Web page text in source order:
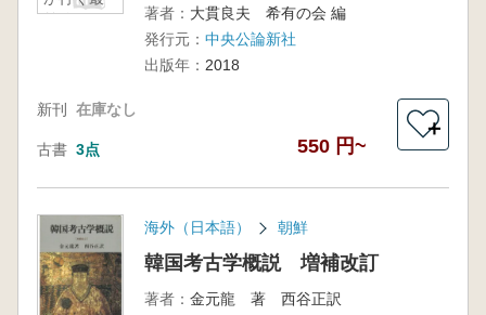
前線
著者： 大貫良夫 希有の会 編
発行元： 中央公論新社
出版年： 2018
新刊 在庫なし
古書 3点 550 円~
＋
海外（日本語） 朝鮮
韓国考古学概説 増補改訂
著者： 金元龍 著 西谷正訳